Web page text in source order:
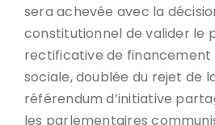
sera achevée avec la
constitutionnel de valider le
rectificative de financement
sociale, doublée du rejet de
référendum d’initiative
les parlementaires